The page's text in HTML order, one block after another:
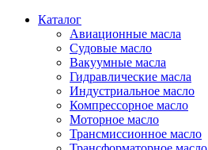
Каталог
Авиационные масла
Судовые масло
Вакуумные масла
Гидравлические масла
Индустриальное масло
Компрессорное масло
Моторное масло
Трансмиссионное масло